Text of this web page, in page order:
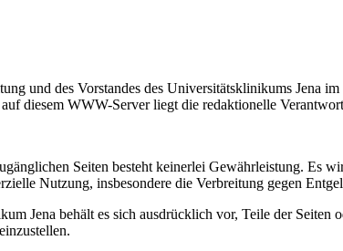
und des Vorstandes des Universitätsklinikums Jena
diesem WWW-Server liegt die redaktionelle
Seiten besteht keinerlei Gewährleistung. Es
Nutzung, insbesondere die Verbreitung gegen
Jena behält es sich ausdrücklich vor, Teile der Seiten